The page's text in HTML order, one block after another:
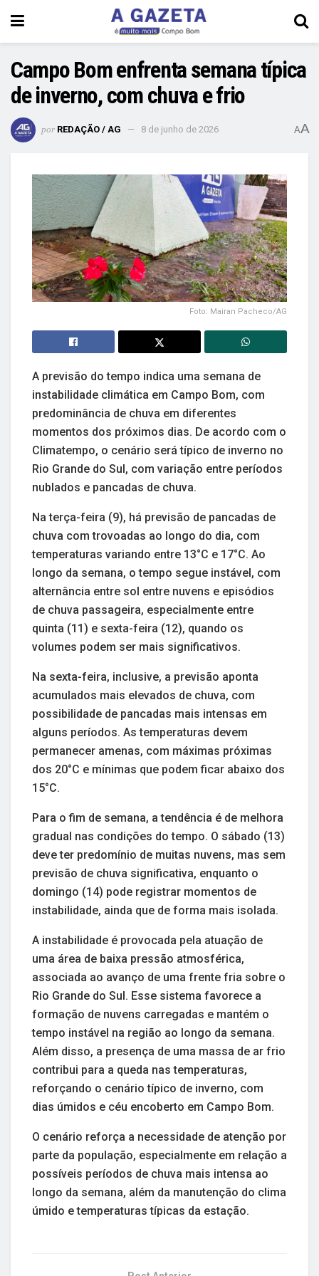
Campo Bom enfrenta semana típica
de inverno, com chuva e frio
por REDAÇÃO / AG 8 de junho de 2026 AA
Foto: Mairan Pacheco/AG
A previsão do tempo indica uma semana de
instabilidade climática em Campo Bom, com
predominância de chuva em diferentes
momentos dos próximos dias. De acordo com o
Climatempo, o cenário será típico de inverno no
Rio Grande do Sul, com variação entre períodos
nublados e pancadas de chuva.
Na terça-feira (9), há previsão de pancadas de
chuva com trovoadas ao longo do dia, com
temperaturas variando entre 13°C e 17°C. Ao
longo da semana, o tempo segue instável, com
alternância entre sol entre nuvens e episódios
de chuva passageira, especialmente entre
quinta (11) e sexta-feira (12), quando os
volumes podem ser mais significativos.
Na sexta-feira, inclusive, a previsão aponta
acumulados mais elevados de chuva, com
possibilidade de pancadas mais intensas em
alguns períodos. As temperaturas devem
permanecer amenas, com máximas próximas
dos 20°C e mínimas que podem ficar abaixo dos
15°C.
Para o fim de semana, a tendência é de melhora
gradual nas condições do tempo. O sábado (13)
deve ter predomínio de muitas nuvens, mas sem
previsão de chuva significativa, enquanto o
domingo (14) pode registrar momentos de
instabilidade, ainda que de forma mais isolada.
A instabilidade é provocada pela atuação de
uma área de baixa pressão atmosférica,
associada ao avanço de uma frente fria sobre o
Rio Grande do Sul. Esse sistema favorece a
formação de nuvens carregadas e mantém o
tempo instável na região ao longo da semana.
Além disso, a presença de uma massa de ar frio
contribui para a queda nas temperaturas,
reforçando o cenário típico de inverno, com
dias úmidos e céu encoberto em Campo Bom.
O cenário reforça a necessidade de atenção por
parte da população, especialmente em relação a
possíveis períodos de chuva mais intensa ao
longo da semana, além da manutenção do clima
úmido e temperaturas típicas da estação.